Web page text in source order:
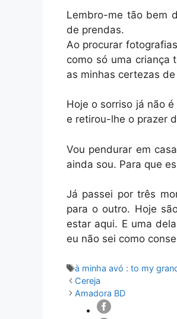
Lembro-me tão bem
de prendas.
Ao procurar
como só uma criança
as minhas certezas
Hoje o sorriso já não
e retirou-lhe o prazer
Vou pendurar em
ainda sou. Para que
Já passei por três
para o outro. Hoje
estar aqui. E uma
eu não sei como
Etiquetas
à minha avó : to my
Cereja
Amadora BD